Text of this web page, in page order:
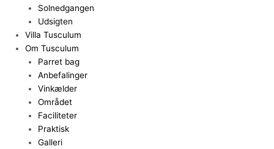
Solnedgangen
Udsigten
Villa Tusculum
Om Tusculum
Parret bag
Anbefalinger
Vinkælder
Området
Faciliteter
Praktisk
Galleri